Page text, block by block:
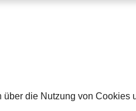
die Nutzung von Cookies